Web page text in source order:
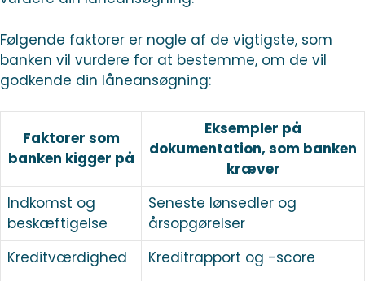
Følgende faktorer er nogle af de vigtigste, som
banken vil vurdere for at bestemme, om de vil
godkende din låneansøgning:
Faktorer som
banken kigger på
Eksempler på
dokumentation, som banken
kræver
Indkomst og
beskæftigelse
Seneste lønsedler og
årsopgørelser
Kreditværdighed
Kreditrapport og -score